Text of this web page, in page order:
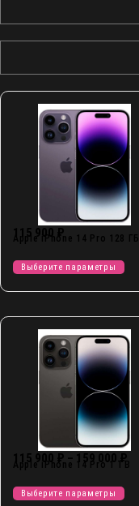
115 900 ₽
Apple iPhone 14 Pro 128 ГБ
Выберите параметры
115 900 ₽ – 159 000₽
Apple iPhone 14 Pro 1 TB
Выберите параметры